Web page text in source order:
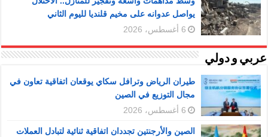
يواصل عدوانه على مخيم قلنديا لليوم الثاني
6 أغسطس، 2026
عربي و دولي
طيران الرياض وترافل سكاي يوقعان اتفاقية تعاون في
مجال التوزيع في الصين
6 أغسطس، 2026
الصين والأرجنتين تجددان اتفاقية ثنائية لتبادل العملات